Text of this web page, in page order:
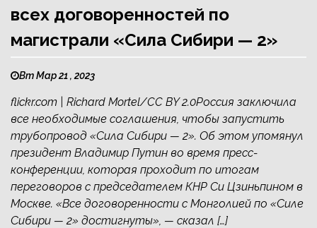
всех договоренностей по
магистрали «Сила Сибири — 2»
Вт Мар 21 , 2023
flickr.com | Richard Mortel/CC BY 2.0Россия заключила
все необходимые соглашения, чтобы запустить
трубопровод «Сила Сибири — 2». Об этом упомянул
президент Владимир Путин во время пресс-
конференции, которая проходит по итогам
переговоров с председателем КНР Си Цзиньпином в
Москве. «Все договоренности с Монголией по «Силе
Сибири — 2» достигнуты», — сказал […]